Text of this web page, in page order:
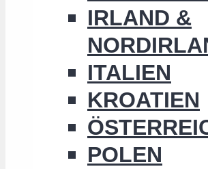
IRLAND &
ITALIEN
KROATIEN
POLEN